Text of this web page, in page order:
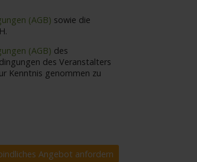
(AGB) sowie die
(AGB) des
Kenntnis genommen zu